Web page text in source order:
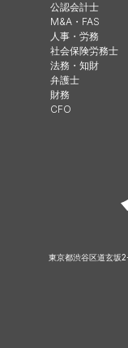
公認会計士
M&A・FAS
人事・労務
社会保険労務士
法務・知財
弁護士
財務
CFO
東京都渋谷区道玄坂